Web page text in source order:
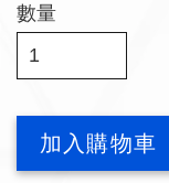
數量
加入購物車